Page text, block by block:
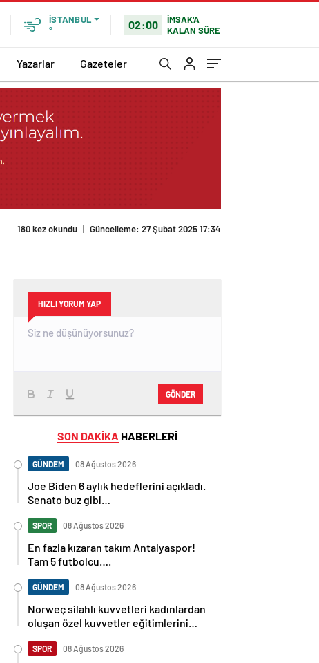
İSTANBUL
°
02:00
İMSAK'A
KALAN SÜRE
Yazarlar Gazeteler
180 kez okundu | Güncelleme: 27 Şubat 2025 17:34
HIZLI YORUM YAP
GÖNDER
SON DAKİKA HABERLERİ
GÜNDEM 08 Ağustos 2026
Joe Biden 6 aylık hedeflerini açıkladı.
Senato buz gibi…
SPOR 08 Ağustos 2026
En fazla kızaran takım Antalyaspor!
Tam 5 futbolcu….
GÜNDEM 08 Ağustos 2026
Norweç silahlı kuvvetleri kadınlardan
oluşan özel kuvvetler eğitimlerini
SPOR 08 Ağustos 2026